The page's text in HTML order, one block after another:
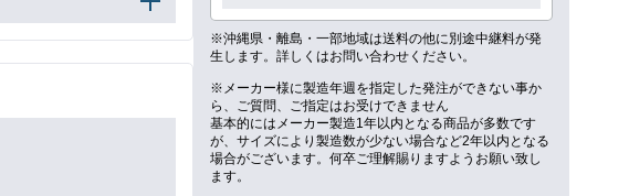
※沖縄県・離島・一部地域は送料の他に別途中継料が発
生します。詳しくはお問い合わせください。
※メーカー様に製造年週を指定した発注ができない事か
ら、ご質問、ご指定はお受けできません
基本的にはメーカー製造1年以内となる商品が多数です
が、サイズにより製造数が少ない場合など2年以内となる
場合がございます。何卒ご理解賜りますようお願い致し
ます。